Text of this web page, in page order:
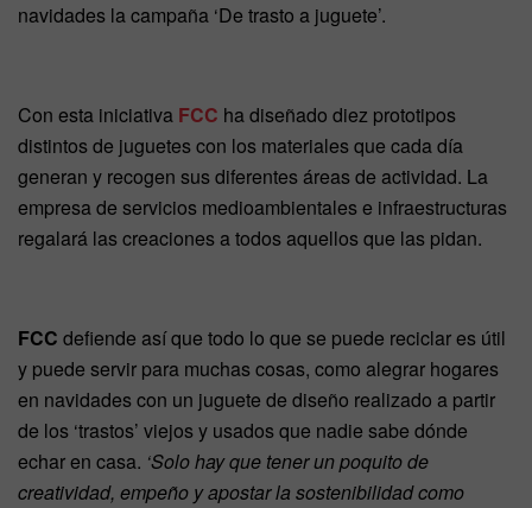
navidades la campaña ‘De trasto a juguete’.
Con esta iniciativa FCC ha diseñado diez prototipos
distintos de juguetes con los materiales que cada día
generan y recogen sus diferentes áreas de actividad. La
empresa de servicios medioambientales e infraestructuras
regalará las creaciones a todos aquellos que las pidan.
FCC defiende así que todo lo que se puede reciclar es útil
y puede servir para muchas cosas, como alegrar hogares
en navidades con un juguete de diseño realizado a partir
de los ‘trastos’ viejos y usados que nadie sabe dónde
echar en casa. ‘Solo hay que tener un poquito de
creatividad, empeño y apostar la sostenibilidad como